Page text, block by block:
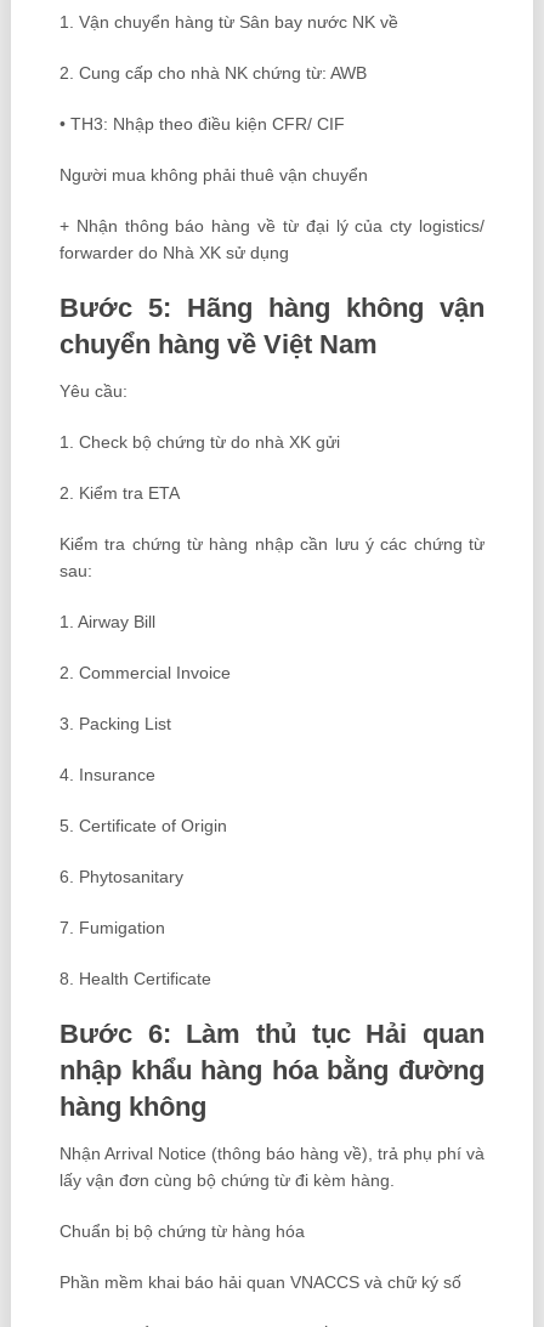
1. Vận chuyển hàng từ Sân bay nước NK về
2. Cung cấp cho nhà NK chứng từ: AWB
• TH3: Nhập theo điều kiện CFR/ CIF
Người mua không phải thuê vận chuyển
+ Nhận thông báo hàng về từ đại lý của cty logistics/
forwarder do Nhà XK sử dụng
Bước 5: Hãng hàng không vận
chuyển hàng về Việt Nam
Yêu cầu:
1. Check bộ chứng từ do nhà XK gửi
2. Kiểm tra ETA
Kiểm tra chứng từ hàng nhập cần lưu ý các chứng từ
sau:
1. Airway Bill
2. Commercial Invoice
3. Packing List
4. Insurance
5. Certificate of Origin
6. Phytosanitary
7. Fumigation
8. Health Certificate
Bước 6: Làm thủ tục Hải quan
nhập khẩu hàng hóa bằng đường
hàng không
Nhận Arrival Notice (thông báo hàng về), trả phụ phí và
lấy vận đơn cùng bộ chứng từ đi kèm hàng.
Chuẩn bị bộ chứng từ hàng hóa
Phần mềm khai báo hải quan VNACCS và chữ ký số